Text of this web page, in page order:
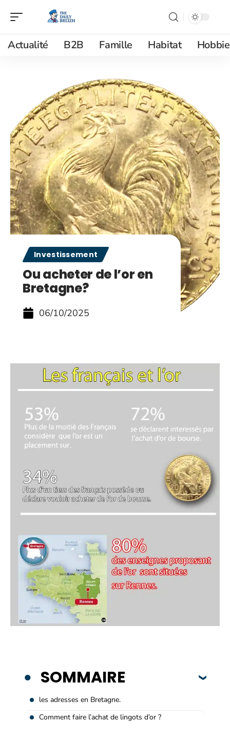
Actualité B2B Famille Habitat
Investissement
Ou acheter de l’or en
Bretagne?
06/10/2025
SOMMAIRE
les adresses en Bretagne.
Comment faire l’achat de lingots d’or ?